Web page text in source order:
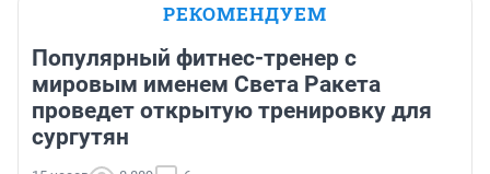
РЕКОМЕНДУЕМ
Популярный фитнес-тренер с
мировым именем Света Ракета
проведет открытую тренировку для
сургутян